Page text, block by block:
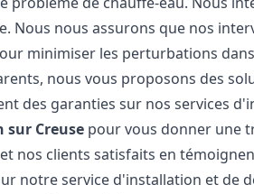
Nous nous assurons que nos
minimiser les perturbations
nous vous proposons des
des garanties sur nos services
sur Creuse pour vous donner une
nos clients satisfaits en
notre service d'installation et de